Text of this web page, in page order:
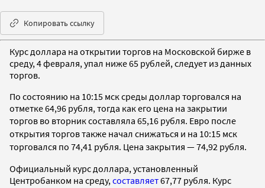
Копировать ссылку
Курс доллара на открытии торгов на Московской бирже в
среду, 4 февраля, упал ниже 65 рублей, следует из данных
торгов.
По состоянию на 10:15 мск среды доллар торговался на
отметке 64,96 рубля, тогда как его цена на закрытии
торгов во вторник составляла 65,16 рубля. Евро после
открытия торгов также начал снижаться и на 10:15 мск
торговался по 74,41 рубля. Цена закрытия — 74,92 рубля.
Официальный курс доллара, установленный
Центробанком на среду, составляет67,77 рубля. Курс